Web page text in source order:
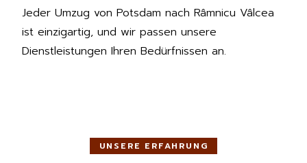
Jeder Umzug von Potsdam nach Râmnicu Vâlcea
ist einzigartig, und wir passen unsere
Dienstleistungen Ihren Bedürfnissen an.
UNSERE ERFAHRUNG